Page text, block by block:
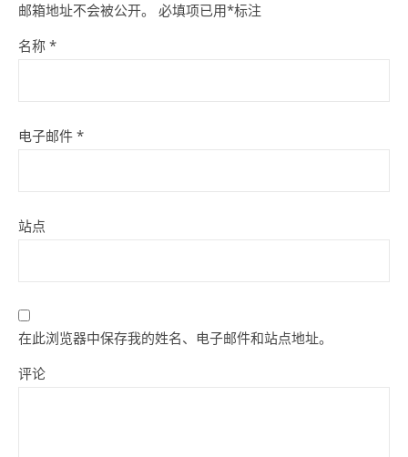
邮箱地址不会被公开。 必填项已用*标注
名称 *
电子邮件 *
站点
在此浏览器中保存我的姓名、电子邮件和站点地址。
评论